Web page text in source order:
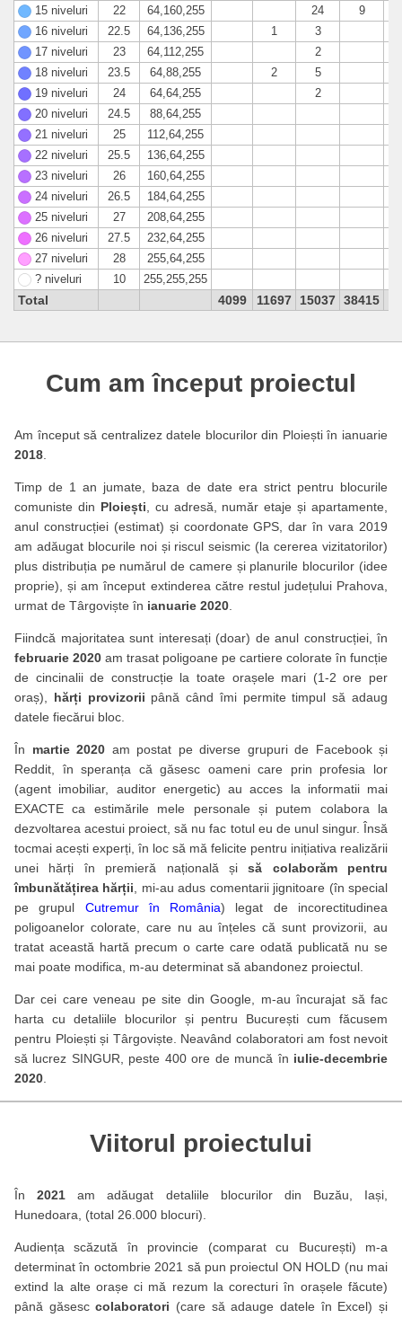
15 niveluri 22 64,160,255 24
9
16 niveluri
22.5 64,136,255 1
3
17 niveluri
23 64,112,255
2
18 niveluri
23.5 64,88,255 2
5
19 niveluri
24 64,64,255
2
20 niveluri
24.5
88,64,255
21 niveluri
25
112,64,255
22 niveluri
25.5
136,64,255
23 niveluri
26
160,64,255
24 niveluri
26.5
184,64,255
25 niveluri
27
208,64,255
26 niveluri
27.5
232,64,255
27 niveluri
28
255,64,255
? niveluri
10 255,255,255
Total 4099 11697 15037 38415
Cum am început proiectul
Am început să centralizez datele blocurilor din Ploiești în ianuarie
2018
Timp de 1 an jumate, baza de date era strict pentru blocurile
comuniste din Ploiești , cu adresă, număr etaje și apartamente,
anul construcției (estimat) și coordonate GPS, dar în vara 2019
am adăugat blocurile noi și riscul seismic (la cererea vizitatorilor)
plus distribuția pe numărul de camere și planurile blocurilor (idee
proprie), și am început extinderea către restul județului Prahova,
urmat de Târgoviște în ianuarie 2020
Fiindcă majoritatea sunt interesați (doar) de anul construcției, în
februarie 2020 am trasat poligoane pe cartiere colorate în funcție
de cincinalii de construcție la toate orașele mari (1-2 ore per
oraș), hărți provizorii până când îmi permite timpul să adaug
datele fiecărui bloc.
În martie 2020 am postat pe diverse grupuri de Facebook și
Reddit, în speranța că găsesc oameni care prin profesia lor
(agent imobiliar, auditor energetic) au acces la informatii mai
EXACTE ca estimările mele personale și putem colabora la
dezvoltarea acestui proiect, să nu fac totul eu de unul singur. Însă
tocmai acești experți, în loc să mă felicite pentru inițiativa realizării
unei hărți în premieră națională șisă colaborăm pentru
îmbunătățirea hărții , mi-au adus comentarii jignitoare (în special
pe grupul Cutremur în România) legat de incorectitudinea
poligoanelor colorate, care nu au înțeles că sunt provizorii, au
tratat această hartă precum o carte care odată publicată nu se
mai poate modifica, m-au determinat să abandonez proiectul.
Dar cei care veneau pe site din Google, m-au încurajat să fac
harta cu detaliile blocurilor și pentru București cum făcusem
pentru Ploiești și Târgoviște. Neavând colaboratori am fost nevoit
să lucrez SINGUR, peste 400 ore de muncă în iulie-decembrie
2020
Viitorul proiectului
În2021 am adăugat detaliile blocurilor din Buzău, Iași,
Hunedoara, (total 26.000 blocuri).
Audiența scăzută în provincie (comparat cu București) m-a
determinat în octombrie 2021 să pun proiectul ON HOLD (nu mai
extind la alte orașe ci mă rezum la corecturi în orașele făcute)
până găsesccolaboratori (care să adauge datele în Excel) și